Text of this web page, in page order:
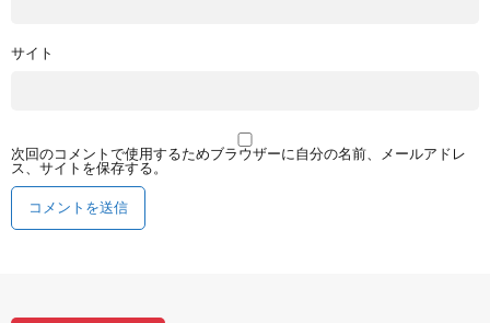
サイト
次回のコメントで使用するためブラウザーに自分の名前、メールアドレ
ス、サイトを保存する。